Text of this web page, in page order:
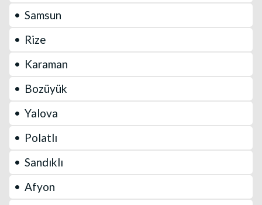
Samsun
Rize
Karaman
Bozüyük
Yalova
Polatlı
Sandıklı
Afyon